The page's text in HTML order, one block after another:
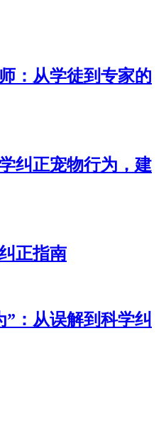
：从学徒到专家的
纠正宠物行为，建
正指南
：从误解到科学纠